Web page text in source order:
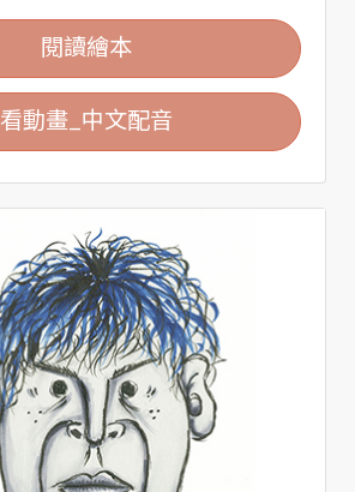
閱讀繪本
看動畫_中文配音